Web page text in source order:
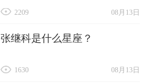
08月13日
2209
张继科是什么星座？
08月13日
1630